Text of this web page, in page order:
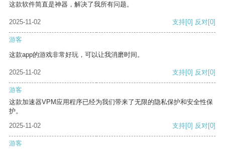
这款软件简直是神器，解决了我所有问题。
2025-11-02 支持[0] 反对[0]
游客
这款app的游戏非常好玩，可以让我消磨时间。
2025-11-02 支持[0] 反对[0]
游客
这款加速器VPM应用程序已经为我们带来了无限的隐私保护和安全性保
护。
2025-11-02
支持[0] 反对[0]
游客